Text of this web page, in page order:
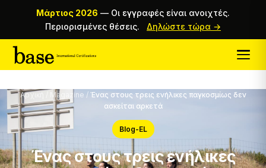
Μάρτιος 2026 — Οι εγγραφές είναι ανοιχτές.
Περιορισμένες θέσεις.
Δηλώστε τώρα →
Αρχική Magazine / Ένας στους τρεις ενήλικες παγκοσμίως δεν
ασκείται αρκετά
Blog-EL
Ένας στους τρεις ενήλικες